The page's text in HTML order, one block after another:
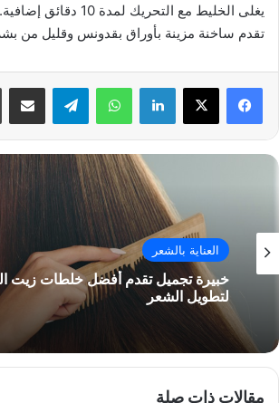
يغلى الخليط مع التحريك لمدة 10 دقائق إضافية.
تقدم ساخنة مزينة بأوراق بقدونس وقليل من
فيسبوك لينكدإن واتساب
العناية بالشعر
خبيرة تجميل تقدم أفضل خلطات زيت
لتطويل الشعر
مقالات ذات صلة